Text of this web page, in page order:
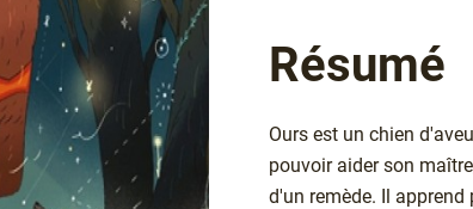
Résumé
Ours est un chien
pouvoir aider son
d'un remède. Il apprend